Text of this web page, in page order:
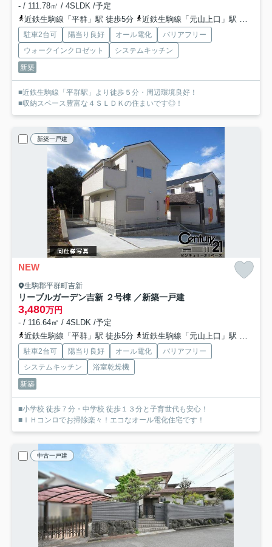
- / 111.78㎡ / 4SLDK /予定
近鉄生駒線「平群」駅 徒歩5分
近鉄生駒線「元山上口」駅 徒歩16分
駐車2台可 陽当り良好 オール電化
バリアフリー
ウォークインクロゼット
システムキッチン
新築
■近鉄生駒線「平群駅」より徒歩５分・周辺環境良好！
■収納スペース豊富な４ＳＬＤＫの住まいです◎！
新築一戸建
NEW
生駒郡平群町吉新
リーブルガーデン吉新 ２号棟 ／新築一戸建
3,480万円
- / 116.64㎡ / 4SLDK /予定
近鉄生駒線「平群」駅 徒歩5分
近鉄生駒線「元山上口」駅 徒歩16分
駐車2台可 陽当り良好 オール電化
バリアフリー
システムキッチン
浴室乾燥機
新築
■小学校 徒歩７分・中学校 徒歩１３分と子育世代も安心！
■ＩＨコンロでお掃除楽々！エコなオール電化住宅です！
中古一戸建